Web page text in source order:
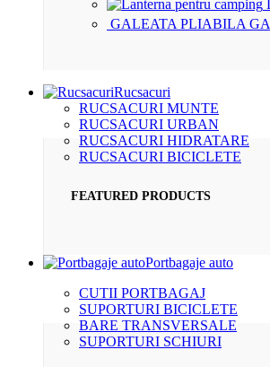
GALEATA PLIABILA
Rucsacuri
RUCSACURI MUNTE
RUCSACURI URBAN
RUCSACURI HIDRATARE
RUCSACURI BICICLETE
FEATURED PRODUCTS
Portbagaje auto
CUTII PORTBAGAJ
SUPORTURI BICICLETE
BARE TRANSVERSALE
SUPORTURI SCHIURI